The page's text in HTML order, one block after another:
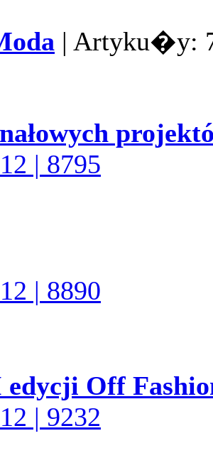
| Artyku�y:
| 8795
| 8890
edycji Off
| 9232